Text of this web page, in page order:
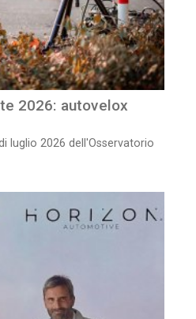
2026: autovelox
luglio 2026 dell'Osservatorio